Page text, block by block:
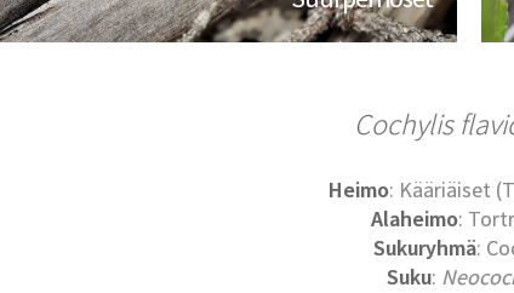
Cochylis
Heimo: Kääriäiset
Alaheimo:
Sukuryhmä:
Suku: